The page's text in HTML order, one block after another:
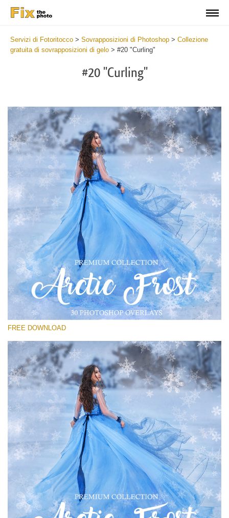
Servizi di Fotoritocco > Sovrapposizioni di Photoshop > Collezione
gratuita di sovrapposizioni di gelo > #20 "Curling"
#20 "Curling"
Si prega di Selezionare
Free Frost Overlay #20
Small 800*533px
Artic Frost
(30 Overlays)
4 Seasons (411 Overlays)
Large 6000*4000px
Entire Collection
(1783 Overlays)
Large 6000*4000px
Download Gratuito
FREE DOWNLOAD